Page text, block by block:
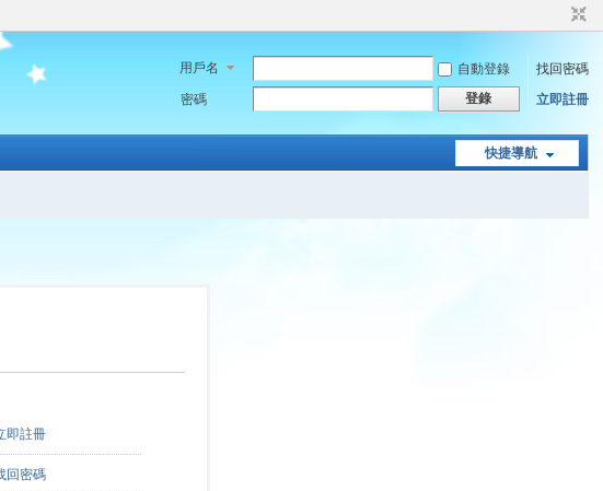
用戶名 自動登錄
找回密碼
密碼
登錄 立即註冊
快捷導航
即註冊
回密碼